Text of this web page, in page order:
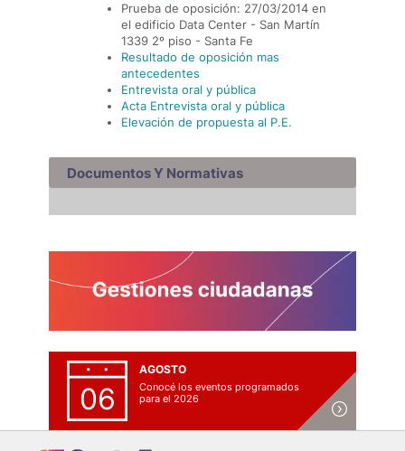
Prueba de oposición: 27/03/2014 en
el edificio Data Center - San Martín
1339 2º piso - Santa Fe
Resultado de oposición mas
antecedentes
Entrevista oral y pública
Acta Entrevista oral y pública
Elevación de propuesta al P.E.
Documentos Y Normativas
06
AGOSTO
Conocé los eventos programados
para el 2026